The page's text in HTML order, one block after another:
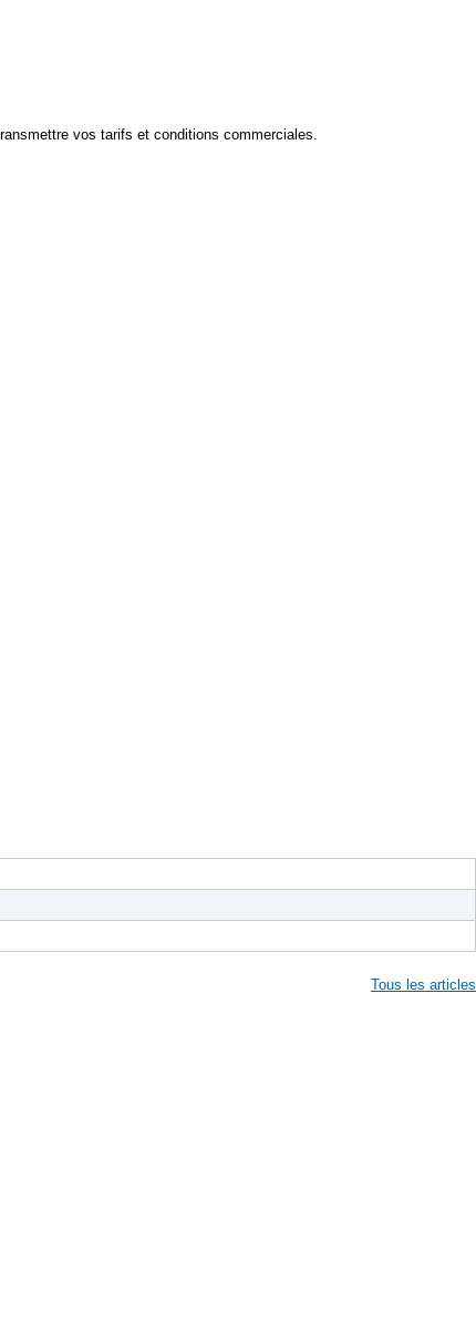
vos tarifs et conditions commerciales.
Tous les articles